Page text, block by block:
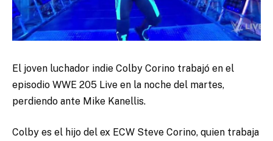
El joven luchador indie Colby Corino trabajó en el
episodio WWE 205 Live en la noche del martes,
perdiendo ante Mike Kanellis.
Colby es el hijo del ex ECW Steve Corino, quien trabaja